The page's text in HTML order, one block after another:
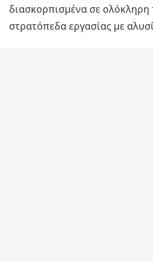
διασκορπισμένα σε ολόκληρη
στρατόπεδα εργασίας με